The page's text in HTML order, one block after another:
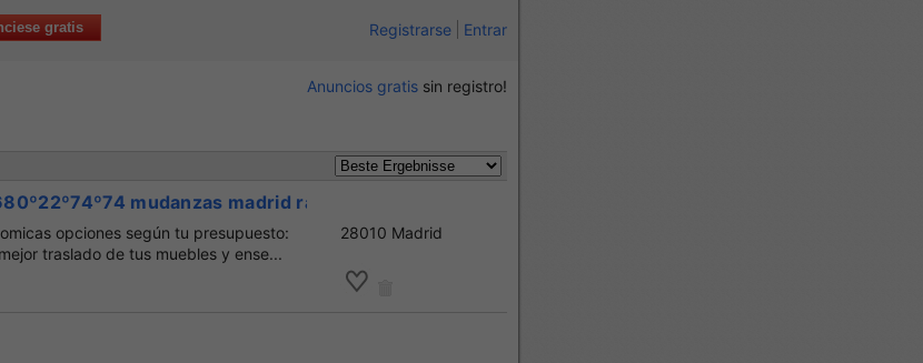
gratis Registrarse Entrar
Anuncios gratis sin registro!
mudanzas madrid rapidas
opciones según tu presupuesto:
traslado de tus muebles y ense...
28010 Madrid